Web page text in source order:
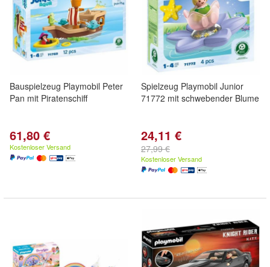
Bauspielzeug Playmobil Peter
Pan mit Piratenschiff
61,80 €
Kostenloser Versand
Spielzeug Playmobil Junior
71772 mit schwebender Blume
24,11 €
27,99 €
Kostenloser Versand